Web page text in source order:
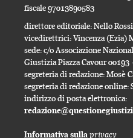
fiscale 97013890583
direttore editoriale: Nello Rossi
vicedirettrici: Vincenza (Ezia)
sede: c/o Associazione
Giustizia Piazza Cavour 00193
segreteria di redazione: Mosè
segreteria di redazione online:
indirizzo di posta elettronica:
Informativa sullaprivacy